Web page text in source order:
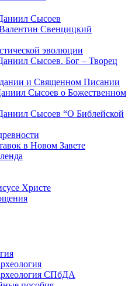
Сысоев
Свенцицкий
эволюции
Сысоев. Бог – Творец
и Священном Писании
Сысоев о Божественном
Сысоев “О Библейской
в Новом Завете
Христе
СПбДА